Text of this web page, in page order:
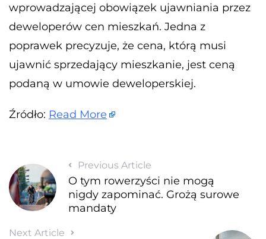
wprowadzającej obowiązek ujawniania przez
deweloperów cen mieszkań. Jedna z
poprawek precyzuje, że cena, którą musi
ujawnić sprzedający mieszkanie, jest ceną
podaną w umowie deweloperskiej.
Źródło: Read More
Previous Article
O tym rowerzyści nie mogą
nigdy zapominać. Grożą surowe
mandaty
Next Article